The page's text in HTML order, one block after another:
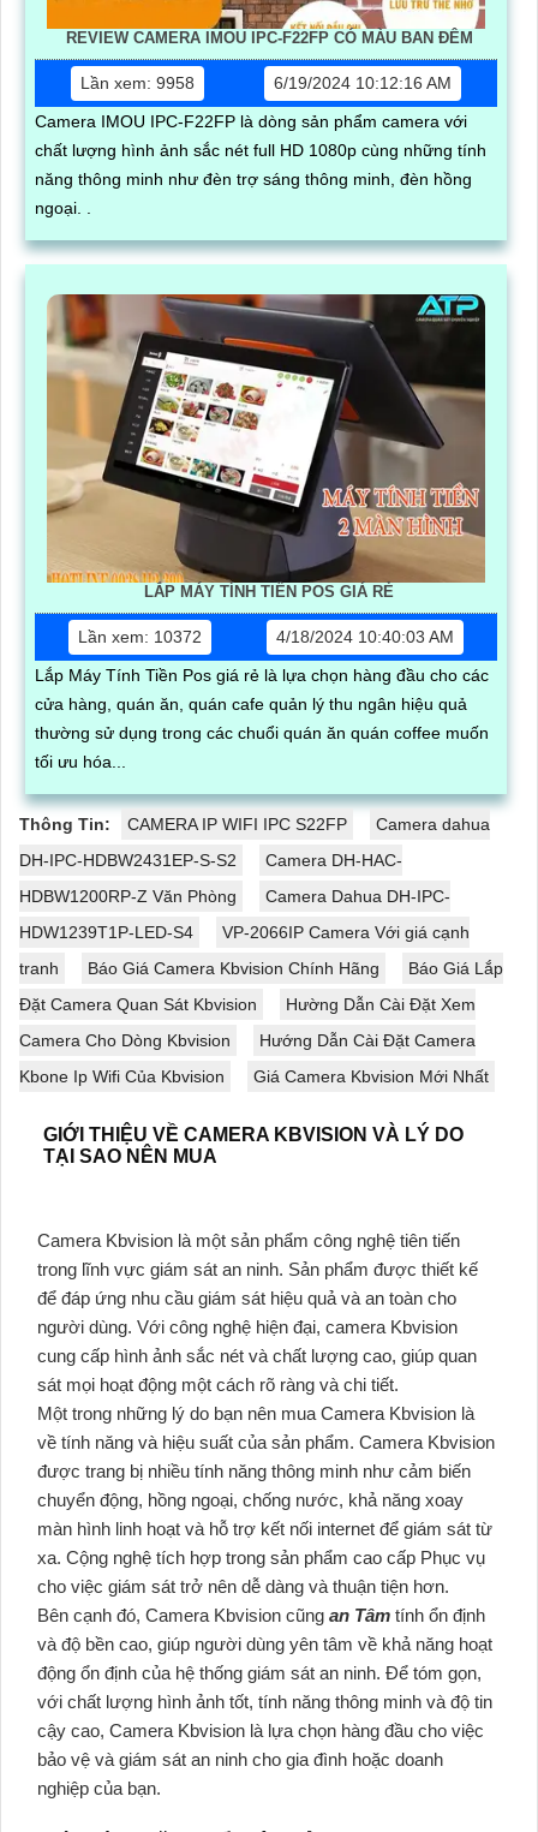
REVIEW CAMERA IMOU IPC-F22FP CÓ MÀU BAN ĐÊM
Lần xem: 9958
6/19/2024 10:12:16 AM
Camera IMOU IPC-F22FP là dòng sản phẩm camera với
chất lượng hình ảnh sắc nét full HD 1080p cùng những tính
năng thông minh như đèn trợ sáng thông minh, đèn hồng
ngoại. .
LẮP MÁY TÍNH TIỀN POS GIÁ RẺ
Lần xem: 10372
4/18/2024 10:40:03 AM
Lắp Máy Tính Tiền Pos giá rẻ là lựa chọn hàng đầu cho các
cửa hàng, quán ăn, quán cafe quản lý thu ngân hiệu quả
thường sử dụng trong các chuổi quán ăn quán coffee muốn
tối ưu hóa...
Thông Tin: CAMERA IP WIFI IPC S22FP
Camera dahua
DH-IPC-HDBW2431EP-S-S2
Camera DH-HAC-
HDBW1200RP-Z Văn Phòng
Camera Dahua DH-IPC-
HDW1239T1P-LED-S4
VP-2066IP Camera Với giá cạnh
tranh
Báo Giá Camera Kbvision Chính Hãng
Báo Giá Lắp
Đặt Camera Quan Sát Kbvision
Hường Dẫn Cài Đặt Xem
Camera Cho Dòng Kbvision
Hướng Dẫn Cài Đặt Camera
Kbone Ip Wifi Của Kbvision
Giá Camera Kbvision Mới Nhất
GIỚI THIỆU VỀ CAMERA KBVISION VÀ LÝ DO
TẠI SAO NÊN MUA
Camera Kbvision là một sản phẩm công nghệ tiên tiến
trong lĩnh vực giám sát an ninh. Sản phẩm được thiết kế
để đáp ứng nhu cầu giám sát hiệu quả và an toàn cho
người dùng. Với công nghệ hiện đại, camera Kbvision
cung cấp hình ảnh sắc nét và chất lượng cao, giúp quan
sát mọi hoạt động một cách rõ ràng và chi tiết.
Một trong những lý do bạn nên mua Camera Kbvision là
về tính năng và hiệu suất của sản phẩm. Camera Kbvision
được trang bị nhiều tính năng thông minh như cảm biến
chuyển động, hồng ngoại, chống nước, khả năng xoay
màn hình linh hoạt và hỗ trợ kết nối internet để giám sát từ
xa. Cộng nghệ tích hợp trong sản phẩm cao cấp Phục vụ
cho việc giám sát trở nên dễ dàng và thuận tiện hơn.
Bên cạnh đó, Camera Kbvision cũng an Tâm tính ổn định
và độ bền cao, giúp người dùng yên tâm về khả năng hoạt
động ổn định của hệ thống giám sát an ninh. Để tóm gọn,
với chất lượng hình ảnh tốt, tính năng thông minh và độ tin
cậy cao, Camera Kbvision là lựa chọn hàng đầu cho việc
bảo vệ và giám sát an ninh cho gia đình hoặc doanh
nghiệp của bạn.